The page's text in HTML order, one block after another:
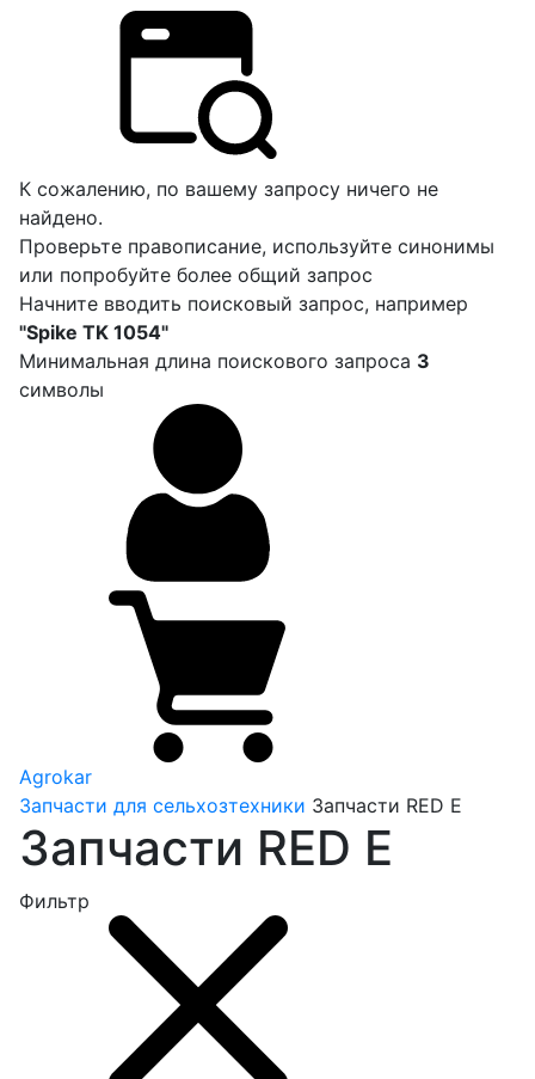
К сожалению, по вашему запросу ничего не
найдено.
Проверьте правописание, используйте синонимы
или попробуйте более общий запрос
Начните вводить поисковый запрос, например
"Spike TK 1054"
Минимальная длина поискового запроса 3
символы
Agrokar
Запчасти для сельхозтехники Запчасти RED E
Запчасти RED E
Фильтр